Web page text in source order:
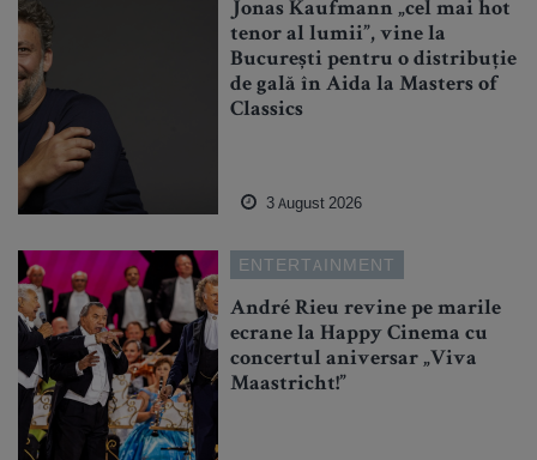
Jonas Kaufmann „cel mai hot
tenor al lumii”, vine la
București pentru o distribuție
de gală în Aida la Masters of
Classics
3 August 2026
ENTERTAINMENT
André Rieu revine pe marile
ecrane la Happy Cinema cu
concertul aniversar „Viva
Maastricht!”